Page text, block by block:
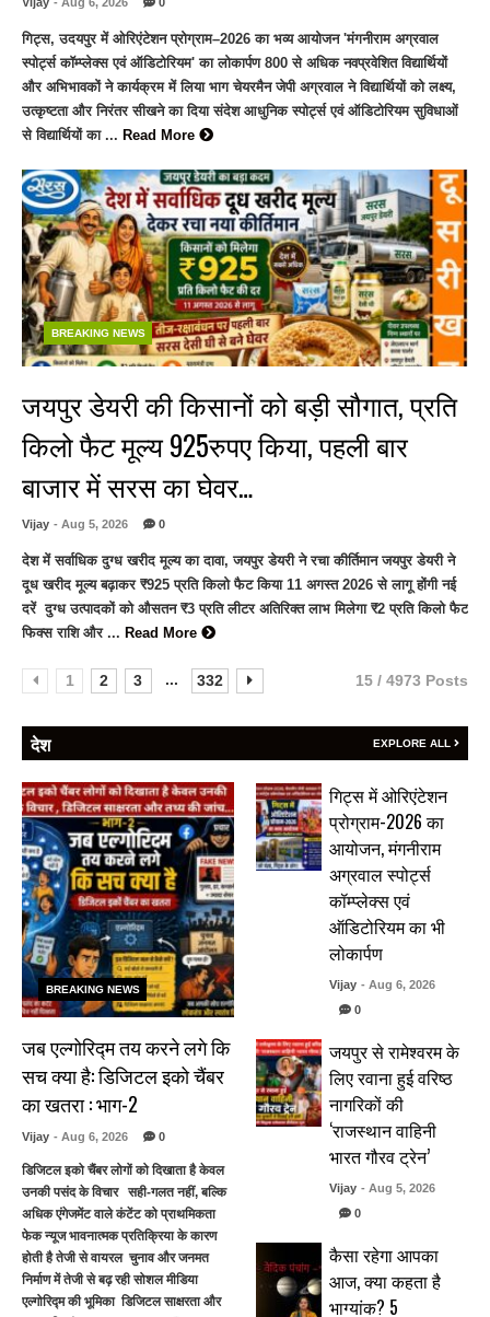
गिट्स, उदयपुर में ओरिएंटेशन प्रोग्राम–2026 का भव्य आयोजन 'मंगनीराम अग्रवाल
स्पोर्ट्स कॉम्प्लेक्स एवं ऑडिटोरियम' का लोकार्पण 800 से अधिक नवप्रवेशित विद्यार्थियों
और अभिभावकों ने कार्यक्रम में लिया भाग चेयरमैन जेपी अग्रवाल ने विद्यार्थियों को लक्ष्य,
उत्कृष्टता और निरंतर सीखने का दिया संदेश आधुनिक स्पोर्ट्स एवं ऑडिटोरियम सुविधाओं
से विद्यार्थियों का ... Read More
BREAKING NEWS
जयपुर डेयरी की किसानों को बड़ी सौगात, प्रति
किलो फैट मूल्य 925रुपए किया, पहली बार
बाजार में सरस का घेवर…
Vijay - Aug 5, 2026 0
देश में सर्वाधिक दुग्ध खरीद मूल्य का दावा, जयपुर डेयरी ने रचा कीर्तिमान जयपुर डेयरी ने
दूध खरीद मूल्य बढ़ाकर ₹925 प्रति किलो फैट किया 11 अगस्त 2026 से लागू होंगी नई
दरें दुग्ध उत्पादकों को औसतन ₹3 प्रति लीटर अतिरिक्त लाभ मिलेगा ₹2 प्रति किलो फैट
फिक्स राशि और ... Read More
1 2 3 ... 332 15 / 4973 Posts
देश EXPLORE ALL
BREAKING NEWS
जब एल्गोरिद्म तय करने लगे कि
सच क्या है: डिजिटल इको चैंबर
का खतरा : भाग-2
Vijay - Aug 6, 2026 0
डिजिटल इको चैंबर लोगों को दिखाता है केवल
उनकी पसंद के विचार सही-गलत नहीं, बल्कि
अधिक एंगेजमेंट वाले कंटेंट को प्राथमिकता
फेक न्यूज भावनात्मक प्रतिक्रिया के कारण
होती है तेजी से वायरल चुनाव और जनमत
निर्माण में तेजी से बढ़ रही सोशल मीडिया
एल्गोरिद्म की भूमिका डिजिटल साक्षरता और
गिट्स में ओरिएंटेशन
प्रोग्राम-2026 का
आयोजन, मंगनीराम
अग्रवाल स्पोर्ट्स
कॉम्प्लेक्स एवं
ऑडिटोरियम का भी
लोकार्पण
Vijay - Aug 6, 2026
0
जयपुर से रामेश्वरम के
लिए रवाना हुई वरिष्ठ
नागरिकों की
‘राजस्थान वाहिनी
भारत गौरव ट्रेन’
Vijay - Aug 5, 2026
0
कैसा रहेगा आपका
आज, क्या कहता है
भाग्यांक? 5